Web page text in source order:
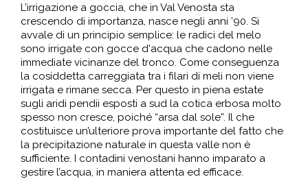
L’irrigazione a goccia, che in Val Venosta sta
crescendo di importanza, nasce negli anni ’90. Si
avvale di un principio semplice: le radici del melo
sono irrigate con gocce d'acqua che cadono nelle
immediate vicinanze del tronco. Come conseguenza
la cosiddetta carreggiata tra i filari di meli non viene
irrigata e rimane secca. Per questo in piena estate
sugli aridi pendii esposti a sud la cotica erbosa molto
spesso non cresce, poiché “arsa dal sole”. Il che
costituisce un’ulteriore prova importante del fatto che
la precipitazione naturale in questa valle non è
sufficiente. I contadini venostani hanno imparato a
gestire l’acqua, in maniera attenta ed efficace.